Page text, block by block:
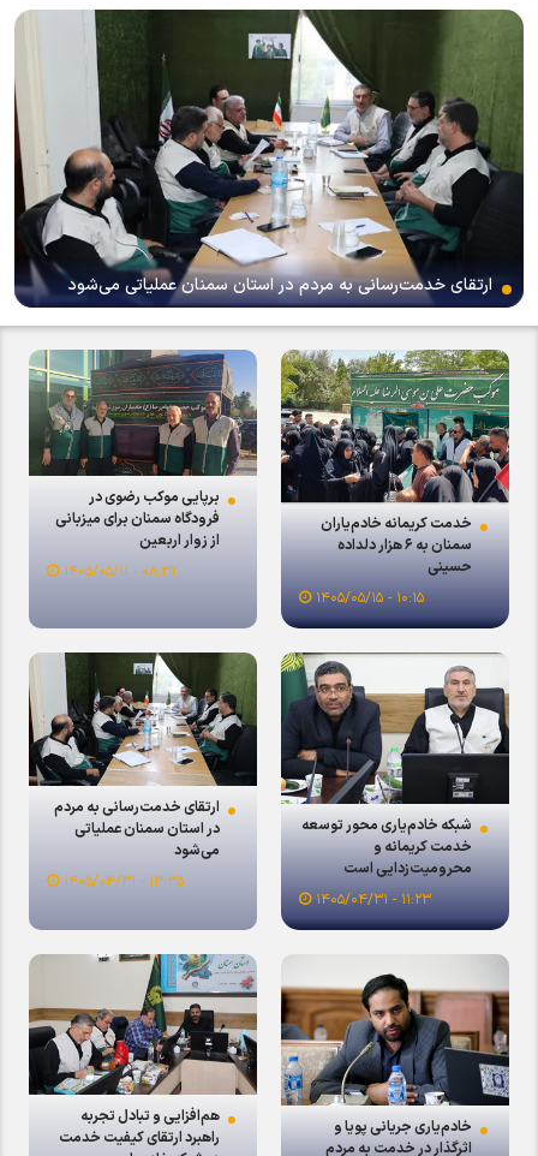
ارتقای خدمت‌رسانی به مردم در استان سمنان عملیاتی می‌شود
خدمت کریمانه خادم‌یاران
سمنان به ۶ هزار دلداده
حسینی
۱۰:۱۵ - ۱۴۰۵/۰۵/۱۵
برپایی موکب رضوی در
فرودگاه سمنان برای میزبانی
از زوار اربعین
۰۸:۳۲ - ۱۴۰۵/۰۵/۱۱
شبکه خادم‌یاری محور توسعه
خدمت کریمانه و
محرومیت‌زدایی است
۱۱:۲۳ - ۱۴۰۵/۰۴/۳۱
ارتقای خدمت‌رسانی به مردم
در استان سمنان عملیاتی
می‌شود
۱۳:۳۵ - ۱۴۰۵/۰۴/۳۱
خادم‌یاری جریانی پویا و
اثرگذار در خدمت به مردم
هم‌افزایی و تبادل تجربه
راهبرد ارتقای کیفیت خدمت